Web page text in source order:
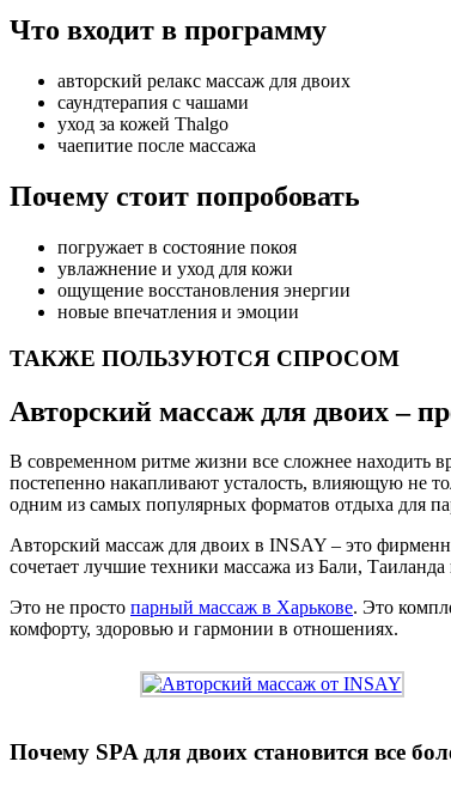
Что входит в программу
авторский релакс массаж для двоих
саундтерапия с чашами
уход за кожей Thalgo
чаепитие после массажа
Почему стоит попробовать
погружает в состояние покоя
увлажнение и уход для кожи
ощущение восстановления энергии
новые впечатления и эмоции
ТАКЖЕ ПОЛЬЗУЮТСЯ СПРОСОМ
Авторский массаж для двоих –
В современном ритме жизни все сложнее находить
постепенно накапливают усталость, влияющую не
одним из самых популярных форматов отдыха для
Авторский массаж для двоих в INSAY – это
сочетает лучшие техники массажа из Бали,
Это не просто парный массаж в Харькове. Это
комфорту, здоровью и гармонии в отношениях.
Почему SPA для двоих становится все